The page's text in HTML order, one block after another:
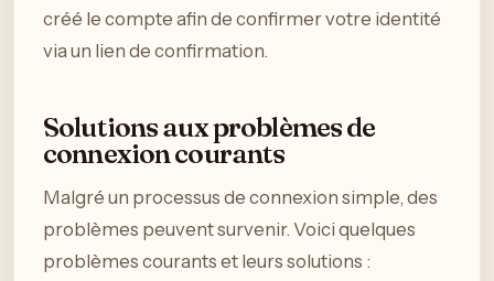
créé le compte afin de confirmer votre identité
via un lien de confirmation.
Solutions aux problèmes de
connexion courants
Malgré un processus de connexion simple, des
problèmes peuvent survenir. Voici quelques
problèmes courants et leurs solutions :